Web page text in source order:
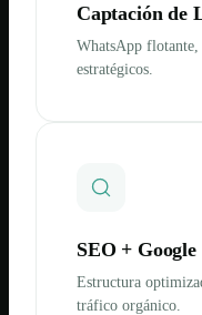
Captación de
WhatsApp
estratégicos.
SEO + Google
Estructura
tráfico orgánico.